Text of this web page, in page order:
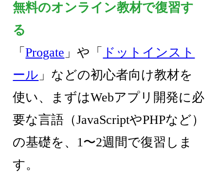
無料のオンライン教材で復習す
る
「Progate 」や「
ドットインスト
ール 」などの初心者向け教材を
使い、まずはWebアプリ開発に必
要な言語（JavaScriptやPHPなど）
の基礎を、1〜2週間で復習しま
す。